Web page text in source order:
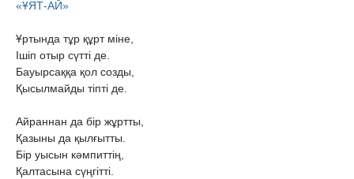
Ұртында тұр құрт міне,
Ішіп отыр сүтті де.
Бауырсаққа қол созды,
Қысылмайды тіпті де.
Айраннан да бір жұртты,
Қазыны да қылғытты.
Бір уысын кәмпиттің,
Қалтасына сүңгітті.